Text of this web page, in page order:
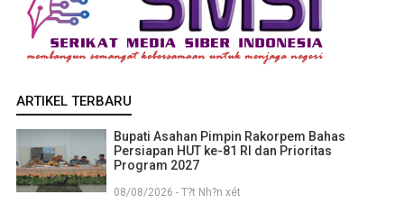
ARTIKEL TERBARU
Bupati Asahan Pimpin Rakorpem Bahas
Persiapan HUT ke-81 RI dan Prioritas
Program 2027
08/08/2026 - T?t Nh?n xét